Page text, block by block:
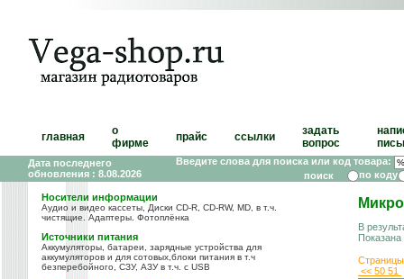
главная
о
фирме
прайс ссылки
задать
вопрос
Дата последнего
обновления : 8.08.2026
Введите слова для поиска или код товара:
по коду
Носители информации
Аудио и видео кассеты, Диски CD-R, CD-RW, MD, в т.ч.
чистящие. Адаптеры. Фотоплёнка
Источники питания
Аккумуляторы, батареи, зарядные устройства для
аккумуляторов и для сотовых,блоки питания в т.ч
безперебойного, СЗУ, АЗУ в т.ч. с USB
В
<< 50 51